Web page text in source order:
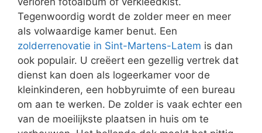
Tegenwoordig wordt de zolder meer en meer
als volwaardige kamer benut. Een
zolderrenovatie in Sint-Martens-Latem is dan
ook populair. U creëert een gezellig vertrek dat
dienst kan doen als logeerkamer voor de
kleinkinderen, een hobbyruimte of een bureau
om aan te werken. De zolder is vaak echter een
van de moeilijkste plaatsen in huis om te